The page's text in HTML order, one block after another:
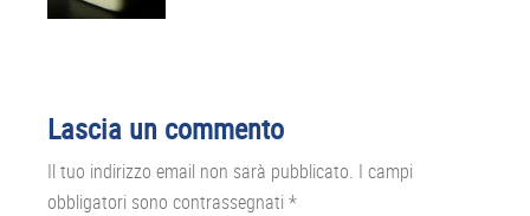
Interazioni
del
lettore
Lascia un commento
Il tuo indirizzo email non sarà pubblicato. I campi
obbligatori sono contrassegnati *